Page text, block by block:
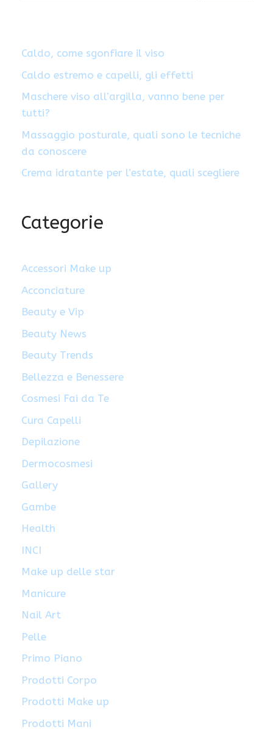
Caldo, come sgonfiare il viso
Caldo estremo e capelli, gli effetti
Maschere viso all’argilla, vanno bene per
tutti?
Massaggio posturale, quali sono le tecniche
da conoscere
Crema idratante per l’estate, quali scegliere
Categorie
Accessori Make up
Acconciature
Beauty e Vip
Beauty News
Beauty Trends
Bellezza e Benessere
Cosmesi Fai da Te
Cura Capelli
Depilazione
Dermocosmesi
Gallery
Gambe
Health
INCI
Make up delle star
Manicure
Nail Art
Pelle
Primo Piano
Prodotti Corpo
Prodotti Make up
Prodotti Mani